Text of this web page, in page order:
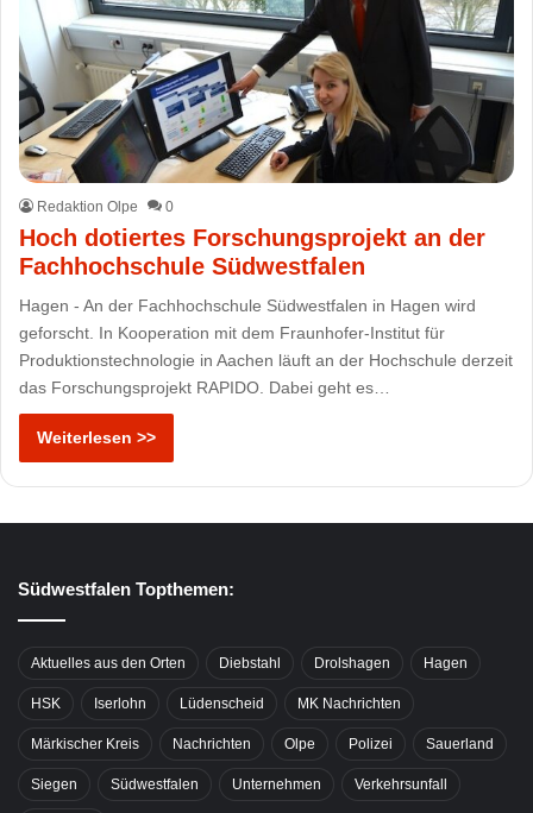
Redaktion Olpe 0
Hoch dotiertes Forschungsprojekt an der
Fachhochschule Südwestfalen
Hagen - An der Fachhochschule Südwestfalen in Hagen wird
geforscht. In Kooperation mit dem Fraunhofer-Institut für
Produktionstechnologie in Aachen läuft an der Hochschule derzeit
das Forschungsprojekt RAPIDO. Dabei geht es…
Weiterlesen >>
Südwestfalen Topthemen:
Aktuelles aus den Orten Diebstahl Drolshagen Hagen
HSK Iserlohn Lüdenscheid MK Nachrichten
Märkischer Kreis Nachrichten Olpe Polizei Sauerland
Siegen Südwestfalen Unternehmen Verkehrsunfall